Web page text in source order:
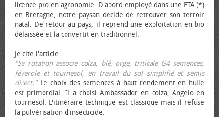
licence pro en agronomie. D'abord employé dans une ETA (*)
en Bretagne, notre paysan décide de retrouver son terroir
natal. De retour au pays, il reprend une exploitation en bio
délaissée et la convertit en traditionnel.
Je cite l'article :
"Sa rotation associe colza, blé, orge, triticale G4 semences,
féverole et tournesol, en travail du sol simplifié et semis
direct."Le choix des semences à haut rendement en huile
est primordial. Il a choisi Ambassador en colza, Angelo en
tournesol. L'itinéraire technique est classique mais il refuse
la pulvérisation d'insecticide.